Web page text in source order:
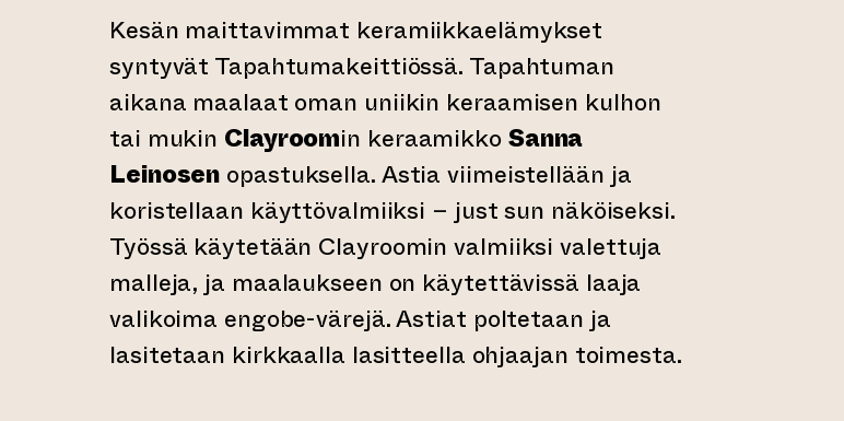
Kesän maittavimmat keramiikkaelämykset
syntyvät Tapahtumakeittiössä. Tapahtuman
aikana maalaat oman uniikin keraamisen kulhon
tai mukin Clayroomin keraamikkoSanna
Leinosen opastuksella. Astia viimeistellään ja
koristellaan käyttövalmiiksi – just sun näköiseksi.
Työssä käytetään Clayroomin valmiiksi valettuja
malleja, ja maalaukseen on käytettävissä laaja
valikoima engobe-värejä. Astiat poltetaan ja
lasitetaan kirkkaalla lasitteella ohjaajan toimesta.